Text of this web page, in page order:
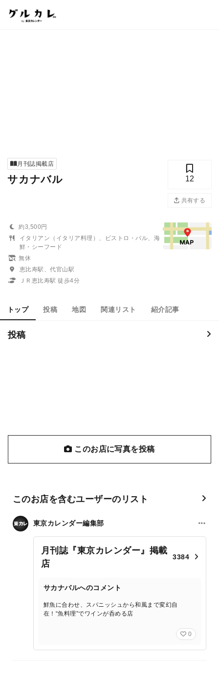
月刊誌掲載店
サカナバル 12
共有する
約3,500円
イタリアン（イタリア料理）、ビストロ・バル、海
鮮・シーフード
無休
恵比寿駅、代官山駅
ＪＲ恵比寿駅 徒歩4分
トップ 投稿 地図 関連リスト 紹介記事
投稿
このお店に写真を投稿
このお店を含むユーザーのリスト
東京カレンダー編集部
月刊誌『東京カレンダー』掲載
店
3384
サカナバルへのコメント
鮮魚に合わせ、スパニッシュから和風まで変幻自
在！“魚料理”でワインが呑める店
0